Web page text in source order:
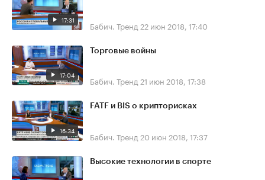
17:31 Бабич. Тренд 22 июн 2018, 17:40
17:04
Торговые войны
Бабич. Тренд 21 июн 2018, 17:38
16:34
FATF и BIS о крипторисках
Бабич. Тренд 20 июн 2018, 17:37
Высокие технологии в спорте